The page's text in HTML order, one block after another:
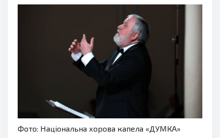
Фото: Національна хорова капела «ДУМКА»